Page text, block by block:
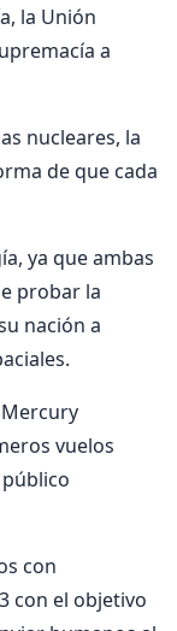
la Unión
a
nucleares, la
de que cada
ya que ambas
probar la
nación a
Mercury
vuelos
con
con el objetivo